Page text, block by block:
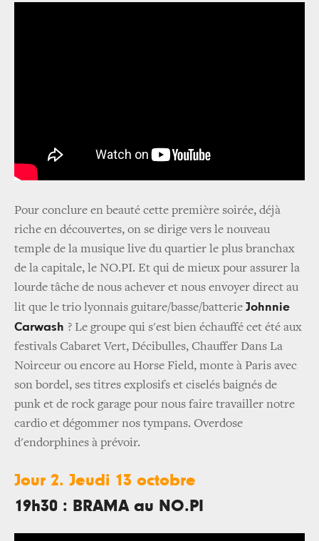
Pour conclure en beauté cette première soirée, déjà
riche en découvertes, on se dirige vers le nouveau
temple de la musique live du quartier le plus branchax
de la capitale, le NO.PI. Et qui de mieux pour assurer la
lourde tâche de nous achever et nous envoyer direct au
lit que le trio lyonnais guitare/basse/batterie Johnnie
Carwash ? Le groupe qui s'est bien échauffé cet été aux
festivals Cabaret Vert, Décibulles, Chauffer Dans La
Noirceur ou encore au Horse Field, monte à Paris avec
son bordel, ses titres explosifs et ciselés baignés de
punk et de rock garage pour nous faire travailler notre
cardio et dégommer nos tympans. Overdose
d'endorphines à prévoir.
Jour 2. Jeudi 13 octobre
19h30 : BRAMA au NO.PI